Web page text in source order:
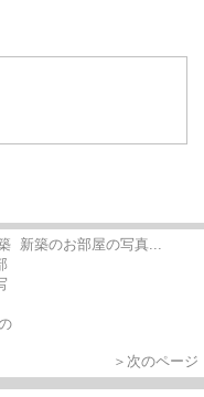
新築のお部屋の写真...
＞次のページ